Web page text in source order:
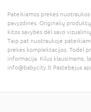
Pateikiamos prekės
pavyzdinės. Originalių
kitos savybės dėl savo
Taip pat nuotraukoje
prekės komplektacijos. Todėl
informacija. Kilus klausimams,
info@babycity.lt Pastebėjus